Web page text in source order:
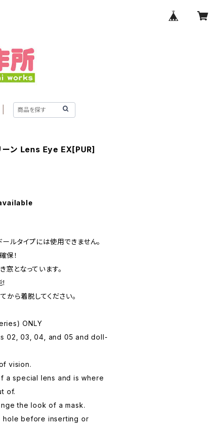
ーン Lens Eye EX[PUR]
ルタイプには使用できません。
保！
となっています。
から着脱してください。
ONLY
02, 03, 04, and 05 and doll-
vision.
a special lens and is where
of.
the look of a mask.
hole before inserting or